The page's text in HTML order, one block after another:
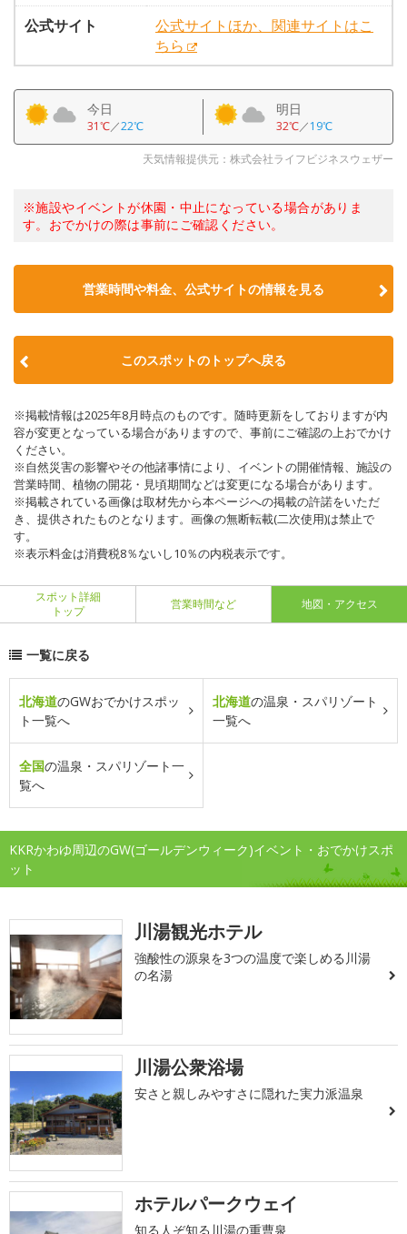
公式サイト
公式サイトほか、関連サイトはこ
ちら
今日
31℃／22℃
明日
32℃／19℃
天気情報提供元：株式会社ライフビジネスウェザー
※施設やイベントが休園・中止になっている場合がありま
す。おでかけの際は事前にご確認ください。
営業時間や料金、公式サイトの情報を見る
このスポットのトップへ戻る
※掲載情報は2025年8月時点のものです。随時更新をしておりますが内
容が変更となっている場合がありますので、事前にご確認の上おでかけ
ください。
※自然災害の影響やその他諸事情により、イベントの開催情報、施設の
営業時間、植物の開花・見頃期間などは変更になる場合があります。
※掲載されている画像は取材先から本ページへの掲載の許諾をいただ
き、提供されたものとなります。画像の無断転載(二次使用)は禁止で
す。
※表示料金は消費税8％ないし10％の内税表示です。
スポット詳細
トップ
営業時間など 地図・アクセス
一覧に戻る
北海道のGWおでかけスポッ
ト一覧へ
北海道の温泉・スパリゾート
一覧へ
全国の温泉・スパリゾート一
覧へ
KKRかわゆ周辺のGW(ゴールデンウィーク)イベント・おでかけスポ
ット
川湯観光ホテル
強酸性の源泉を3つの温度で楽しめる川湯
の名湯
川湯公衆浴場
安さと親しみやすさに隠れた実力派温泉
ホテルパークウェイ
知る人ぞ知る川湯の重曹泉